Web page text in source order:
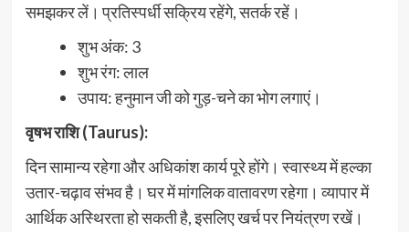
समझकर लें। प्रतिस्पर्धी सक्रिय रहेंगे, सतर्क रहें।
शुभ अंक: 3
शुभ रंग: लाल
उपाय: हनुमान जी को गुड़-चने का भोग लगाएं।
वृषभ राशि (Taurus):
दिन सामान्य रहेगा और अधिकांश कार्य पूरे होंगे। स्वास्थ्य में हल्का
उतार-चढ़ाव संभव है। घर में मांगलिक वातावरण रहेगा। व्यापार में
आर्थिक अस्थिरता हो सकती है, इसलिए खर्च पर नियंत्रण रखें।